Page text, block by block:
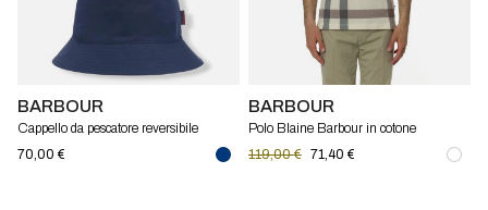
BARBOUR
Cappello da pescatore reversibile
70,00 €
BARBOUR
Polo Blaine Barbour in cotone
119,00 € 71,40 €